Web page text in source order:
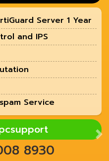
Server 1 Year
and IPS
Service
8930